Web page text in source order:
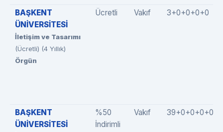
BAŞKENT
ÜNİVERSİTESİ
İletişim ve Tasarımı
(Ücretli) (4 Yıllık)
Örgün
Ücretli Vakıf 3+0+0+0+0
BAŞKENT
ÜNİVERSİTESİ
%50
İndirimli
Vakıf 39+0+0+0+0